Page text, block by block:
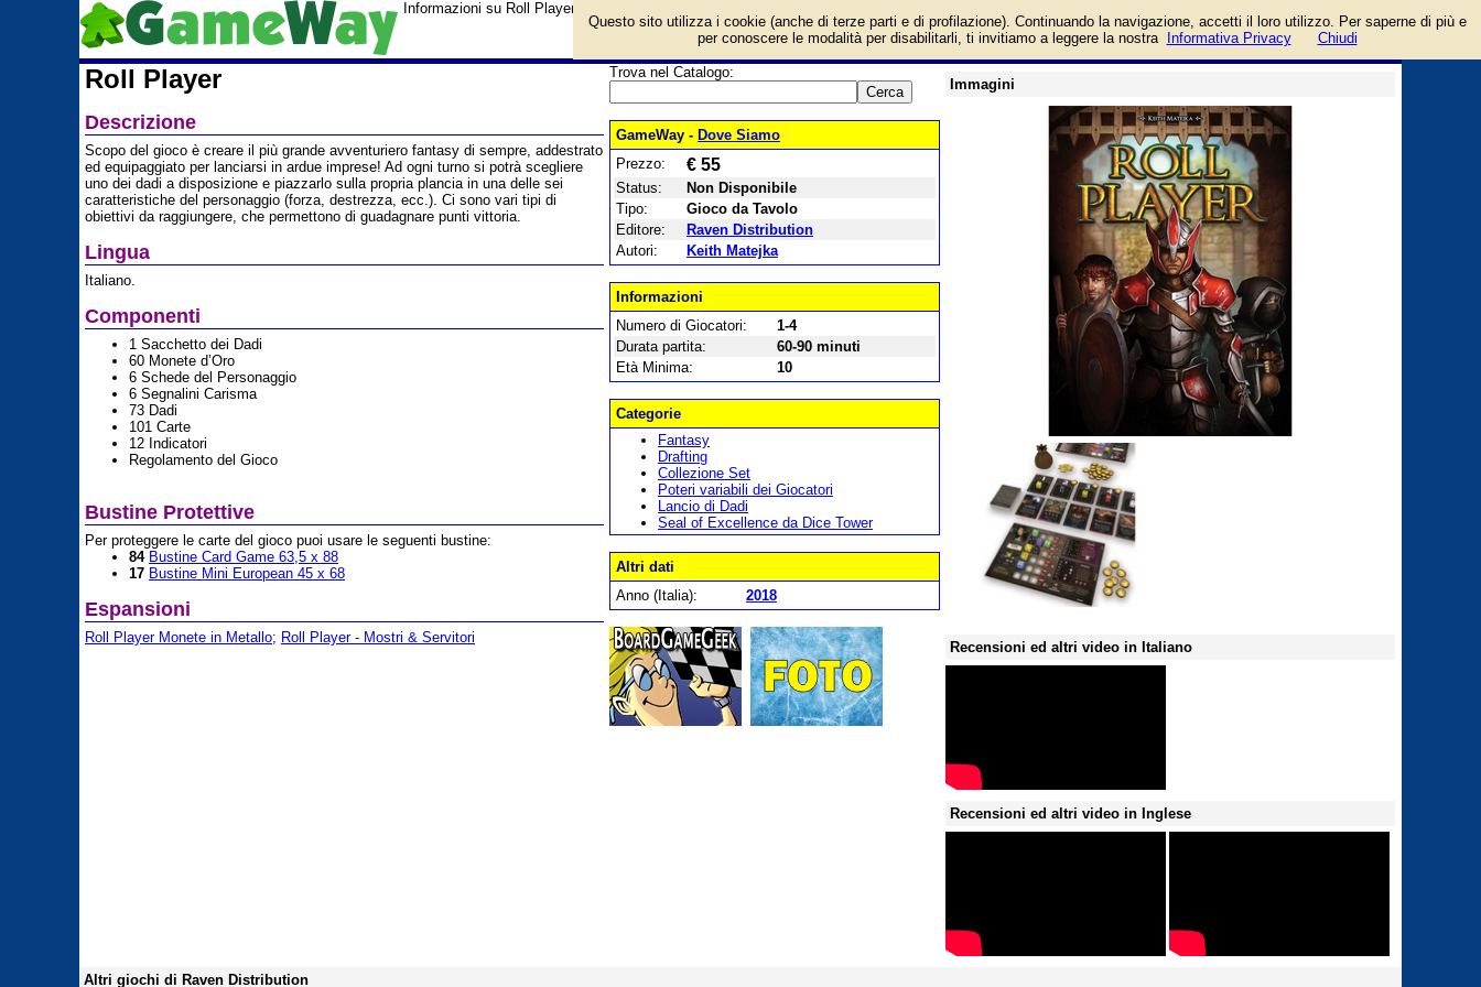
guida
Informazioni su Roll Player e prezzo di vendita. Prodotto da Raven Distribution
Roll Player
Descrizione
Scopo del gioco è creare il più grande avventuriero fantasy di sempre, addestrato
ed equipaggiato per lanciarsi in ardue imprese! Ad ogni turno si potrà scegliere
uno dei dadi a disposizione e piazzarlo sulla propria plancia in una delle sei
caratteristiche del personaggio (forza, destrezza, ecc.). Ci sono vari tipi di
obiettivi da raggiungere, che permettono di guadagnare punti vittoria.
Lingua
Italiano.
Componenti
1 Sacchetto dei Dadi
60 Monete d’Oro
6 Schede del Personaggio
6 Segnalini Carisma
73 Dadi
101 Carte
12 Indicatori
Regolamento del Gioco
Bustine Protettive
Per proteggere le carte del gioco puoi usare le seguenti bustine:
84 Bustine Card Game 63,5 x 88
17 Bustine Mini European 45 x 68
Espansioni
Roll Player Monete in Metallo; Roll Player - Mostri & Servitori
Trova nel Catalogo:
GameWay - Dove Siamo
Prezzo:
€ 55
Status:
Non Disponibile
Tipo:
Gioco da Tavolo
Editore:
Raven Distribution
Autori:
Keith Matejka
Informazioni
Numero di Giocatori:
1-4
Durata partita:
60-90 minuti
Età Minima:
10
Categorie
Fantasy
Drafting
Collezione Set
Poteri variabili dei Giocatori
Lancio di Dadi
Seal of Excellence da Dice Tower
Altri dati
Anno (Italia):
2018
Immagini
Recensioni ed altri video in Italiano
Recensioni ed altri video in Inglese
Altri giochi di Raven Distribution
Questo sito utilizza i cookie (anche di terze parti e di profilazione). Continuando la navigazione, accetti il loro utilizzo. Per saperne di più e
per conoscere le modalità per disabilitarli, ti invitiamo a leggere la nostra
Informativa Privacy Chiudi